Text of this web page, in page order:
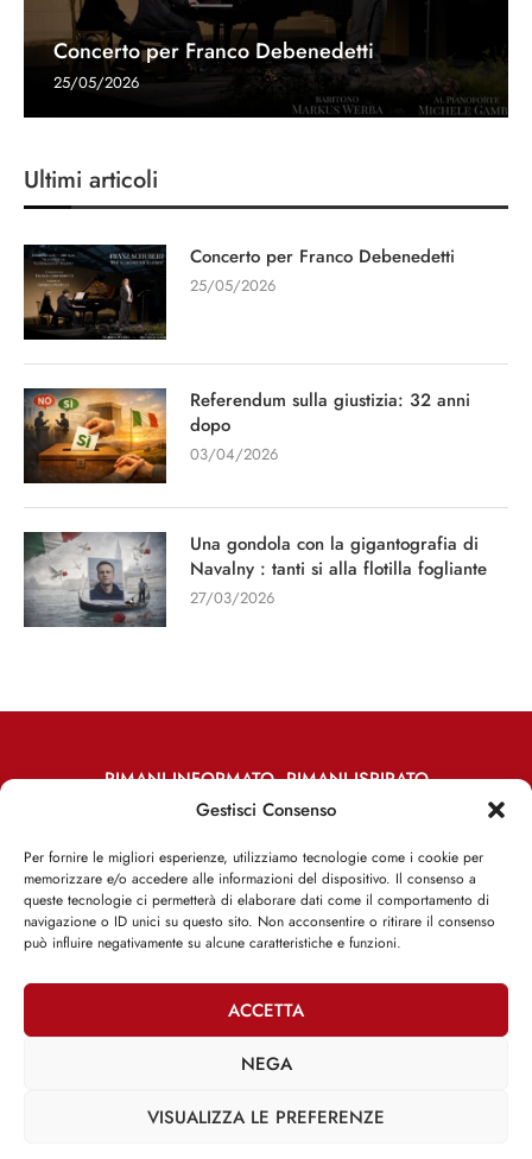
Gestisci Consenso
Per fornire le migliori esperienze, utilizziamo tecnologie come i cookie per
memorizzare e/o accedere alle informazioni del dispositivo. Il consenso a
queste tecnologie ci permetterà di elaborare dati come il comportamento di
navigazione o ID unici su questo sito. Non acconsentire o ritirare il consenso
può influire negativamente su alcune caratteristiche e funzioni.
ACCETTA
NEGA
VISUALIZZA LE PREFERENZE
Concerto per Franco Debenedetti
25/05/2026
Ultimi articoli
Concerto per Franco Debenedetti
25/05/2026
Referendum sulla giustizia: 32 anni
dopo
03/04/2026
Una gondola con la gigantografia di
Navalny : tanti si alla flotilla fogliante
27/03/2026
RIMANI INFORMATO, RIMANI ISPIRATO
Iscriviti alla Newsletter
ISCRIVITI ADESSO
Facebook Twitter Email